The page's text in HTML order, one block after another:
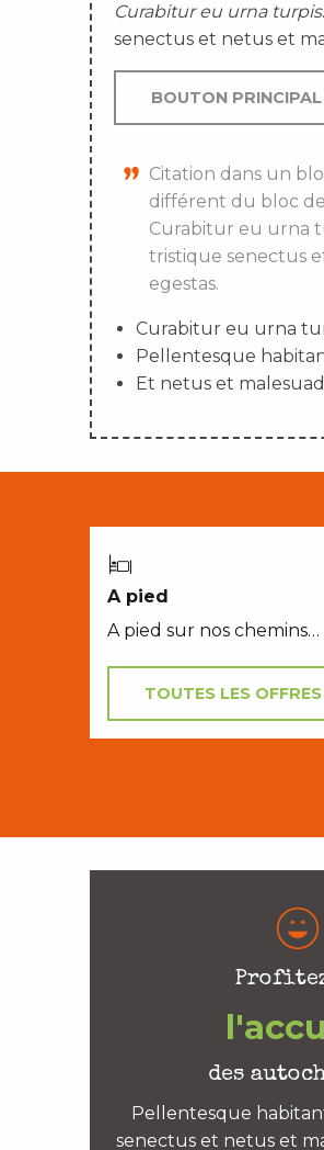
Curabitur eu urna turpis
senectus et netus et
BOUTON PRINCIPAL
Citation dans un
différent du bloc
Curabitur eu urna
tristique senectus
egestas.
Curabitur eu urna
Pellentesque
Et netus et
A pied
A pied sur nos chemins…
TOUTES LES OFFRES
des
Pellentesque
senectus et netus et